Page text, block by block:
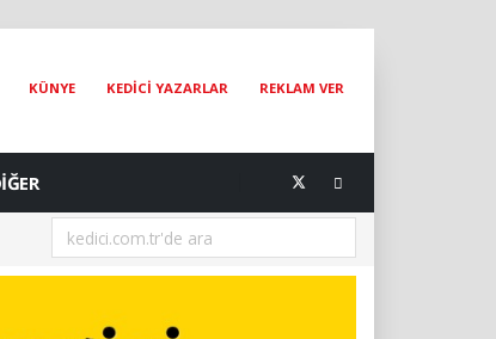
KÜNYE KEDİCİ YAZARLAR REKLAM VER
[07.08.2026] Dünya Kediler Günü'nün Adresi İstanbul Kedi Müzesi